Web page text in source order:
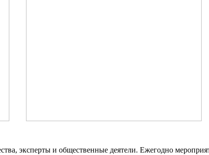
эксперты и общественные деятели. Ежегодно